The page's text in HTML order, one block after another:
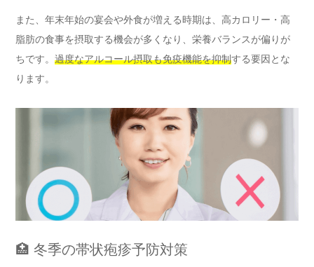
また、年末年始の宴会や外食が増える時期は、高カロリー・高
脂肪の食事を摂取する機会が多くなり、栄養バランスが偏りが
ちです。 過度なアルコール摂取も免疫機能を抑制する要因とな
ります。
🏥 冬季の帯状疱疹予防対策